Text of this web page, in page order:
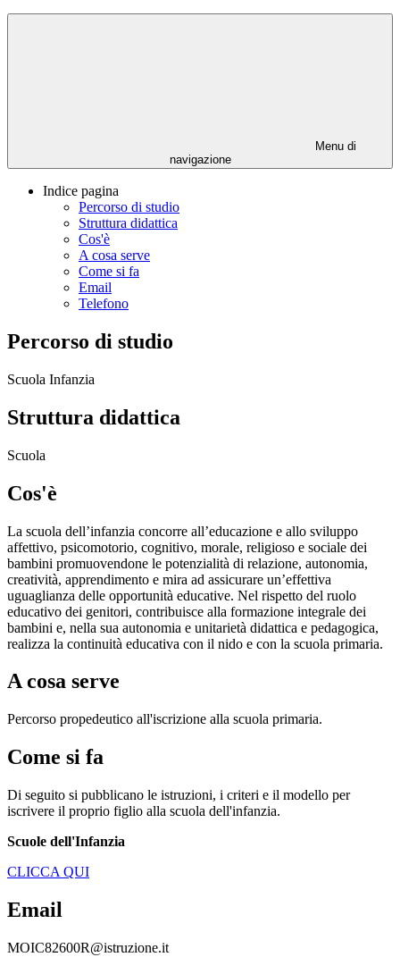
Menu di
navigazione
Indice pagina
Percorso di studio
Struttura didattica
Cos'è
A cosa serve
Come si fa
Email
Telefono
Percorso di studio
Scuola Infanzia
Struttura didattica
Scuola
Cos'è
La scuola dell’infanzia concorre all’educazione e allo sviluppo
affettivo, psicomotorio, cognitivo, morale, religioso e sociale dei
bambini promuovendone le potenzialità di relazione, autonomia,
creatività, apprendimento e mira ad assicurare un’effettiva
uguaglianza delle opportunità educative. Nel rispetto del ruolo
educativo dei genitori, contribuisce alla formazione integrale dei
bambini e, nella sua autonomia e unitarietà didattica e pedagogica,
realizza la continuità educativa con il nido e con la scuola primaria.
A cosa serve
Percorso propedeutico all'iscrizione alla scuola primaria.
Come si fa
Di seguito si pubblicano le istruzioni, i criteri e il modello per
iscrivere il proprio figlio alla scuola dell'infanzia.
Scuole dell'Infanzia
CLICCA QUI
Email
MOIC82600R@istruzione.it